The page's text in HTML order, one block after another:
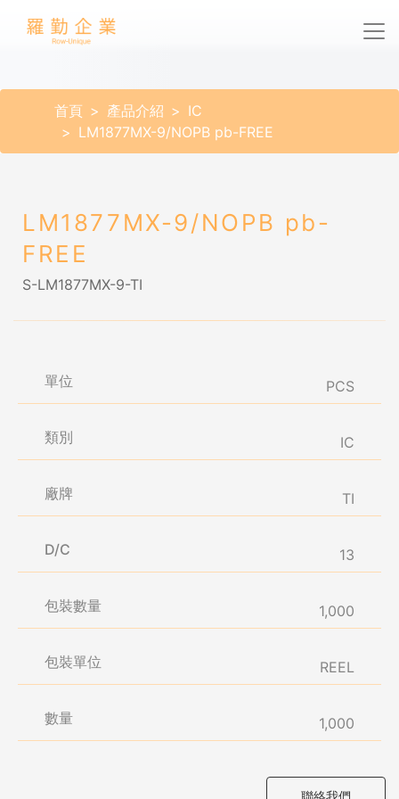
首頁 產品介紹
IC
LM1877MX-9/NOPB pb-FREE
LM1877MX-9/NOPB pb-
FREE
S-LM1877MX-9-TI
單位 PCS
類別 IC
廠牌 TI
D/C 13
包裝數量 1,000
包裝單位 REEL
數量 1,000
聯絡我們